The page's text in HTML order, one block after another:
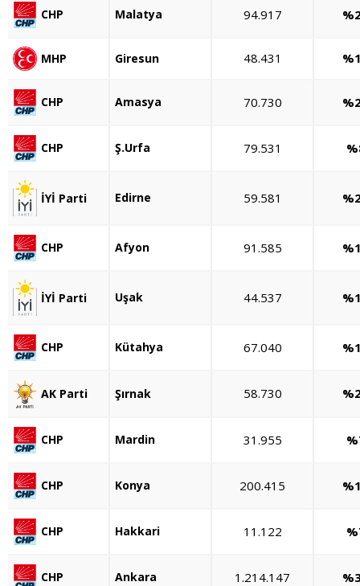
CHP Malatya 94.917
MHP Giresun 48.431
CHP Amasya 70.730
CHP Ş.Urfa 79.531
İYİ Parti Edirne 59.581
CHP Afyon 91.585
İYİ Parti Uşak 44.537
CHP Kütahya 67.040
AK Parti Şırnak 58.730
CHP Mardin 31.955
CHP Konya 200.415
CHP Hakkari 11.122
CHP Ankara 1.214.147